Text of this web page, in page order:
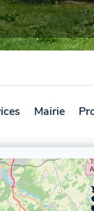
Mairie